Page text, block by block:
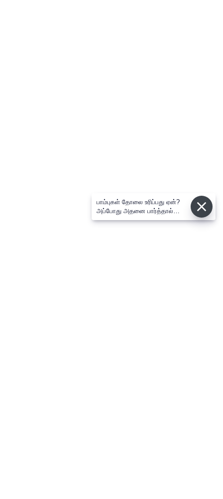
பாம்புகள் தோலை உரிப்பது ஏன்?
அப்போது அதனை பார்த்தால்
பழிவாங்குமா?